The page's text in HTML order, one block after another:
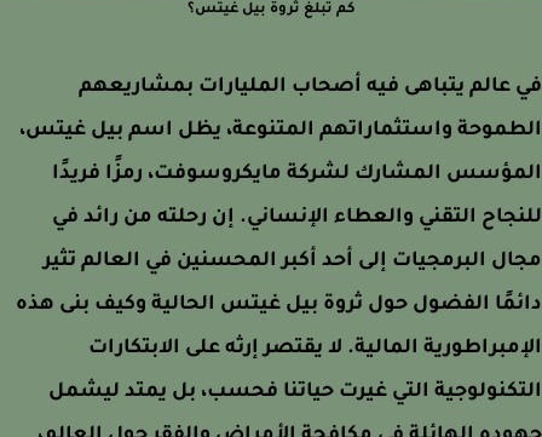
كم تبلغ ثروة بيل غيتس؟
عالم يتباهى فيه أصحاب المليارات بمشاريعهم
واستثماراتهم المتنوعة، يظل اسم بيل غيتس،
المشارك لشركة مايكروسوفت، رمزًا فريدًا
التقني والعطاء الإنساني. إن رحلته من رائد في
البرمجيات إلى أحد أكبر المحسنين في العالم تثير
الفضول حول ثروة بيل غيتس الحالية وكيف بنى هذه
المالية. لا يقتصر إرثه على الابتكارات
التي غيرت حياتنا فحسب، بل يمتد ليشمل